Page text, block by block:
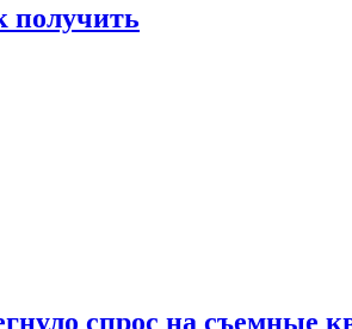
получить
спрос на съемные